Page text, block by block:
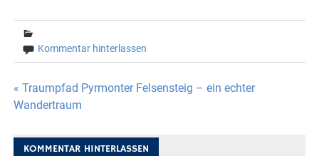
Kommentar hinterlassen
Beitragsnavigation
« Traumpfad Pyrmonter Felsensteig – ein echter
Wandertraum
KOMMENTAR HINTERLASSEN